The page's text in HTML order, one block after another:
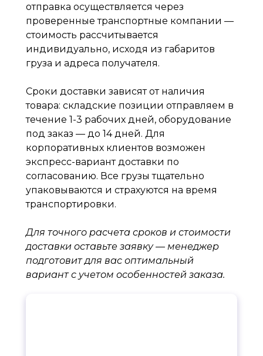
отправка осуществляется через
проверенные транспортные компании —
стоимость рассчитывается
индивидуально, исходя из габаритов
груза и адреса получателя.
Сроки доставки зависят от наличия
товара: складские позиции отправляем в
течение 1-3 рабочих дней, оборудование
под заказ — до 14 дней. Для
корпоративных клиентов возможен
экспресс-вариант доставки по
согласованию. Все грузы тщательно
упаковываются и страхуются на время
транспортировки.
Для точного расчета сроков и стоимости
доставки оставьте заявку — менеджер
подготовит для вас оптимальный
вариант с учетом особенностей заказа.